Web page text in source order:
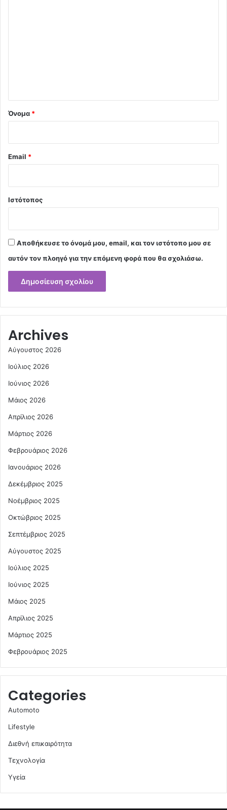
Όνομα *
Email *
Ιστότοπος
Αποθήκευσε το όνομά μου, email, και τον ιστότοπο μου σε
αυτόν τον πλοηγό για την επόμενη φορά που θα σχολιάσω.
Archives
Αύγουστος 2026
Ιούλιος 2026
Ιούνιος 2026
Μάιος 2026
Απρίλιος 2026
Μάρτιος 2026
Φεβρουάριος 2026
Ιανουάριος 2026
Δεκέμβριος 2025
Νοέμβριος 2025
Οκτώβριος 2025
Σεπτέμβριος 2025
Αύγουστος 2025
Ιούλιος 2025
Ιούνιος 2025
Μάιος 2025
Απρίλιος 2025
Μάρτιος 2025
Φεβρουάριος 2025
Categories
Automoto
Lifestyle
Διεθνή επικαιρότητα
Τεχνολογία
Υγεία